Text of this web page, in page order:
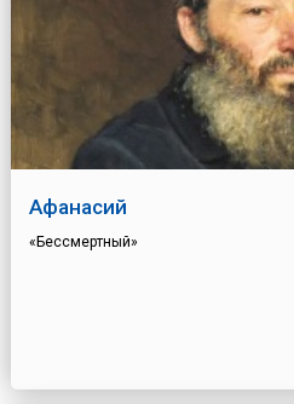
Афанасий
«Бессмертный»